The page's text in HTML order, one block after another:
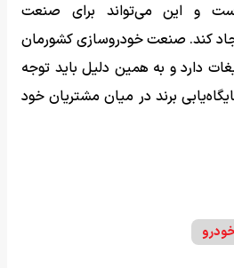
و این می‌تواند برای صنعت
کند. صنعت خودروسازی کشورمان
دارد و به همین دلیل باید توجه
برند در میان مشتریان خود